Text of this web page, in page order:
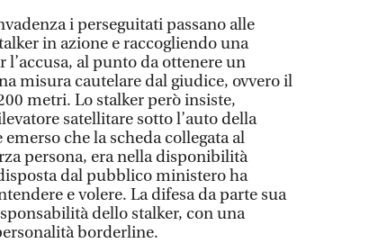
i perseguitati passano alle
in azione e raccogliendo una
al punto da ottenere un
misura cautelare dal giudice, ovvero il
metri. Lo stalker però insiste,
satellitare sotto l’auto della
che la scheda collegata al
persona, era nella disponibilità
dal pubblico ministero ha
e volere. La difesa da parte sua
dello stalker, con una
borderline.